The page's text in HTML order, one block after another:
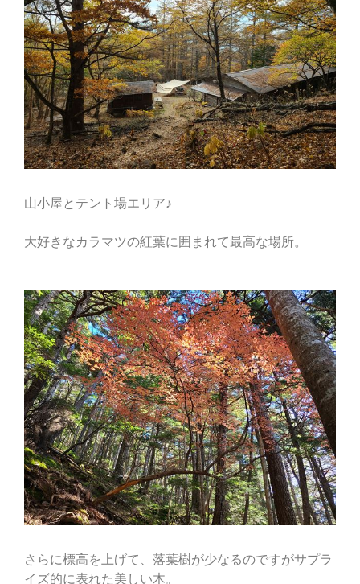
山小屋とテント場エリア♪
大好きなカラマツの紅葉に囲まれて最高な場所。
さらに標高を上げて、落葉樹が少なるのですがサプラ
イズ的に表れた美しい木。